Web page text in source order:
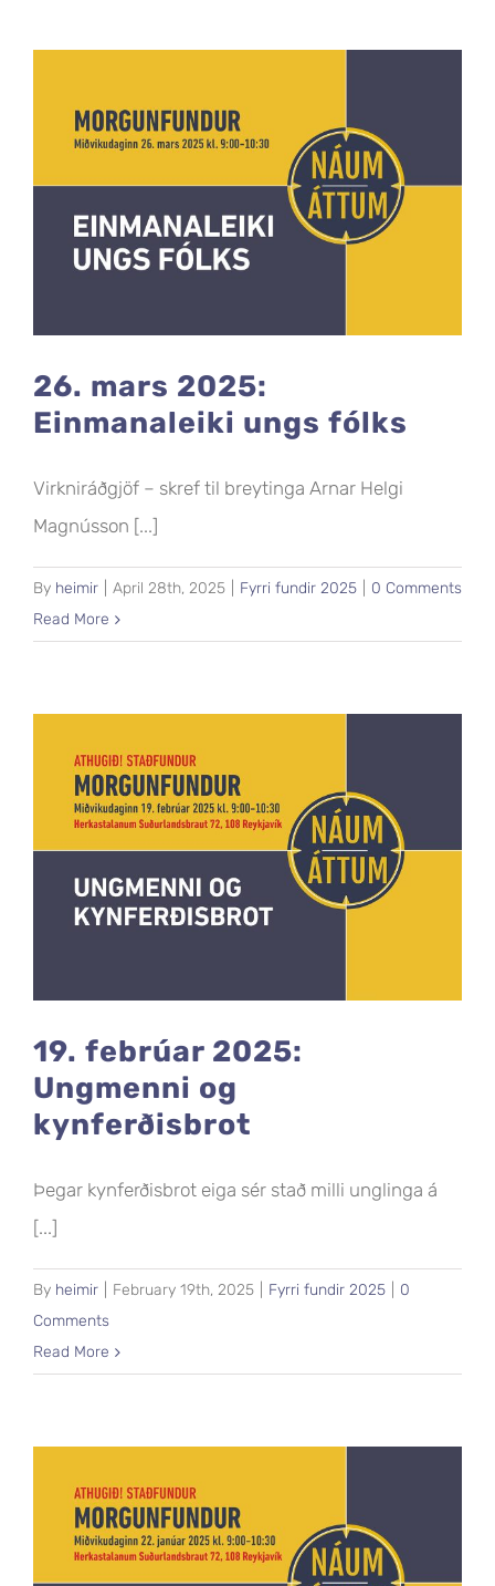
26. mars 2025:
Einmanaleiki ungs fólks
Virkniráðgjöf – skref til breytinga Arnar Helgi
Magnússon [...]
By heimir April 28th, 2025 Fyrri fundir 2025
0 Comments
Read More
19. febrúar 2025:
Ungmenni og
kynferðisbrot
Þegar kynferðisbrot eiga sér stað milli unglinga á
[...]
By heimir February 19th, 2025 Fyrri fundir 2025
0
Comments
Read More